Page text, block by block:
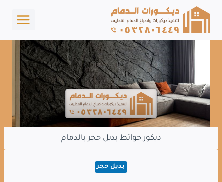
التجاوز
المحتوى
ديكور حوائط بديل حجر بالدمام
بديل حجر